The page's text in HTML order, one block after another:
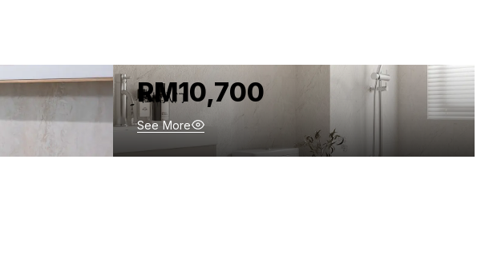
轻松入门
RM10,700
See More
THE QUIET RETREAT
天然纹理感、温润木质与极简设计，营造宁静放松的空间。
RM15,700
MINIMAL LUXE
丰富色彩、鲜明对比与设计细节，塑造充满个性的空间。
RM21,700